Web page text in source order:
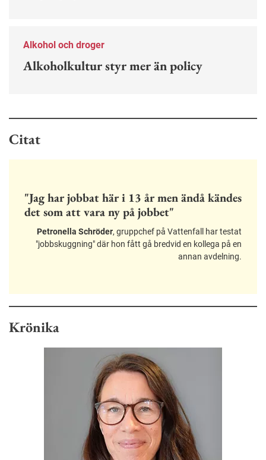
Alkohol och droger
Alkoholkultur styr mer än policy
Citat
"Jag har jobbat här i 13 år men ändå kändes
det som att vara ny på jobbet"
Petronella Schröder, gruppchef på Vattenfall har testat
"jobbskuggning" där hon fått gå bredvid en kollega på en
annan avdelning.
Krönika